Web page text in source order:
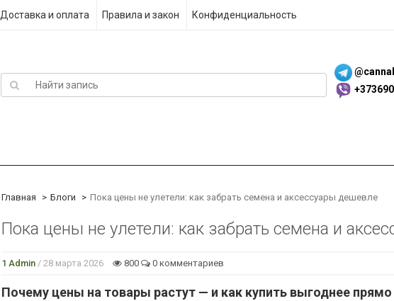
Доставка и оплата Правила и закон Конфиденциальность
Главная Блоги Пока цены не улетели: как забрать семена и аксессуары дешевле
Пока цены не улетели: как забрать семена и
1 Admin / 28 марта 2026 800 0 комментариев
Почему цены на товары растут — и как купить выгоднее прямо